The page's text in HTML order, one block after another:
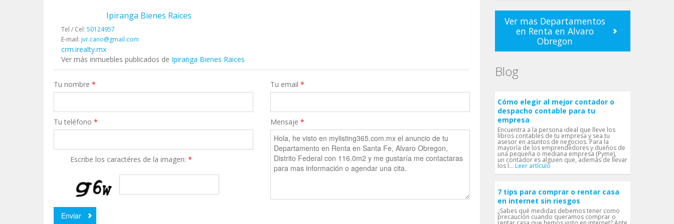
Ipiranga Bienes Raices
Tel / Cel: 50124957
E-mail: jvr.cano@gmail.com
crm.irealty.mx
Ver más inmuebles publicados de Ipiranga Bienes Raices
Tu nombre * Tu email *
Tu teléfono * Mensaje *
Escribe los caractéres de la imagen:*
Ver mas Departamentos
en Renta en Alvaro
Obregon
Blog
Cómo elegir al mejor contador o
despacho contable para tu
empresa
Encuentra a la persona ideal que lleve los
libros contables de tu empresa y sea tu
asesor en asuntos de negocios. Para la
mayoría de los emprendedores y dueños de
una pequeña o mediana empresa (Pyme),
un contador es alguien que, además de llevar
los l... Leer artículo
7 tips para comprar o rentar casa
en internet sin riesgos
¿Sabes qué medidas debemos tener como
precaución cuando queramos comprar o